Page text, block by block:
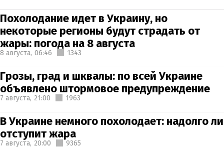
Похолодание идет в Украину, но
некоторые регионы будут страдать от
жары: погода на 8 августа
8 августа, 06:46 1343
Грозы, град и шквалы: по всей Украине
объявлено штормовое предупреждение
7 августа, 21:00 1963
В Украине немного похолодает: надолго ли
отступит жара
7 августа, 20:00 9365